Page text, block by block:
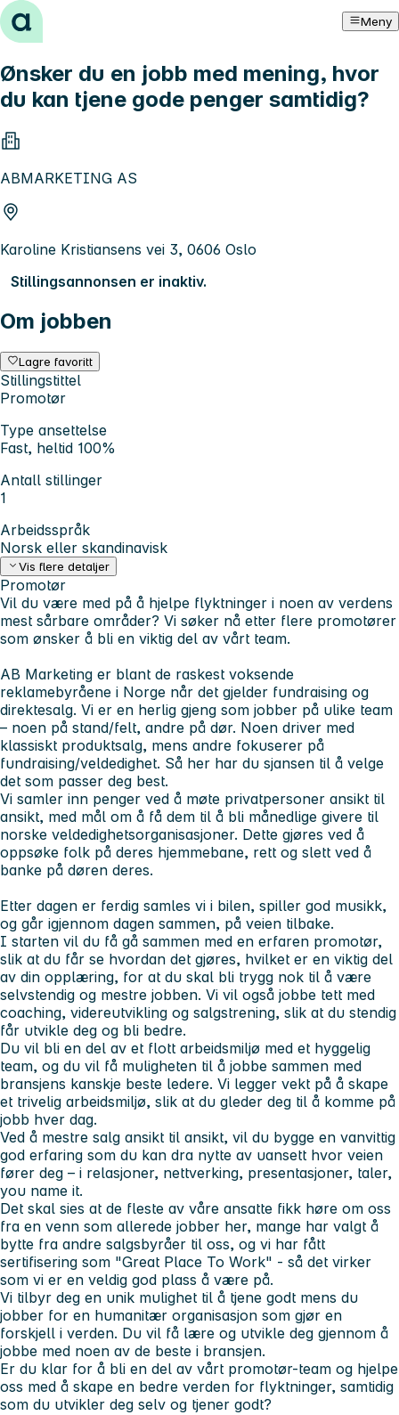
Hopp til innhold Meny
Ønsker du en jobb med mening, hvor
du kan tjene gode penger samtidig?
ABMARKETING AS
Karoline Kristiansens vei 3, 0606 Oslo
Stillingsannonsen er inaktiv.
Om jobben
Lagre favoritt
Stillingstittel
Promotør
Type ansettelse
Fast, heltid 100%
Antall stillinger
1
Arbeidsspråk
Norsk eller skandinavisk
Vis flere detaljer
Promotør
Vil du være med på å hjelpe flyktninger i noen av verdens
mest sårbare områder? Vi søker nå etter flere promotører
som ønsker å bli en viktig del av vårt team.
AB Marketing er blant de raskest voksende
reklamebyråene i Norge når det gjelder fundraising og
direktesalg. Vi er en herlig gjeng som jobber på ulike team
– noen på stand/felt, andre på dør. Noen driver med
klassiskt produktsalg, mens andre fokuserer på
fundraising/veldedighet. Så her har du sjansen til å velge
det som passer deg best.
Vi samler inn penger ved å møte privatpersoner ansikt til
ansikt, med mål om å få dem til å bli månedlige givere til
norske veldedighetsorganisasjoner. Dette gjøres ved å
oppsøke folk på deres hjemmebane, rett og slett ved å
banke på døren deres.
Etter dagen er ferdig samles vi i bilen, spiller god musikk,
og går igjennom dagen sammen, på veien tilbake.
I starten vil du få gå sammen med en erfaren promotør,
slik at du får se hvordan det gjøres, hvilket er en viktig del
av din opplæring, for at du skal bli trygg nok til å være
selvstendig og mestre jobben. Vi vil også jobbe tett med
coaching, videreutvikling og salgstrening, slik at du stendig
får utvikle deg og bli bedre.
Du vil bli en del av et flott arbeidsmiljø med et hyggelig
team, og du vil få muligheten til å jobbe sammen med
bransjens kanskje beste ledere. Vi legger vekt på å skape
et trivelig arbeidsmiljø, slik at du gleder deg til å komme på
jobb hver dag.
Ved å mestre salg ansikt til ansikt, vil du bygge en vanvittig
god erfaring som du kan dra nytte av uansett hvor veien
fører deg – i relasjoner, nettverking, presentasjoner, taler,
you name it.
Det skal sies at de fleste av våre ansatte fikk høre om oss
fra en venn som allerede jobber her, mange har valgt å
bytte fra andre salgsbyråer til oss, og vi har fått
sertifisering som "Great Place To Work" - så det virker
som vi er en veldig god plass å være på.
Vi tilbyr deg en unik mulighet til å tjene godt mens du
jobber for en humanitær organisasjon som gjør en
forskjell i verden. Du vil få lære og utvikle deg gjennom å
jobbe med noen av de beste i bransjen.
Er du klar for å bli en del av vårt promotør-team og hjelpe
oss med å skape en bedre verden for flyktninger, samtidig
som du utvikler deg selv og tjener godt?